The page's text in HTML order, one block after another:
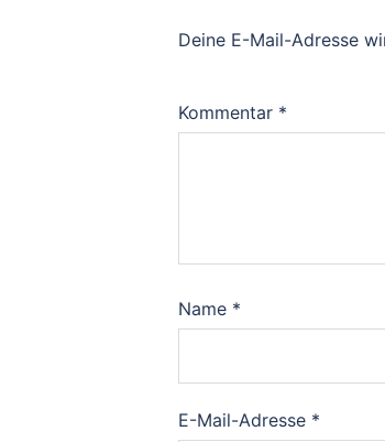
Deine E-Mail-Adresse
Kommentar *
Name *
E-Mail-Adresse *